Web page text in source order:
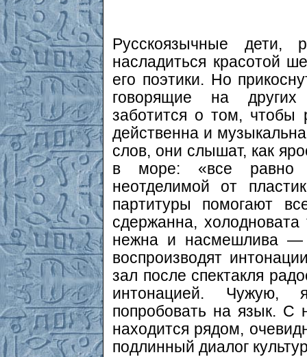
Русскоязычные дети,
насладиться красотой
его поэтики. Но
говорящие на
заботится о том, чтобы
действенна и
слов, они слышат, как
в море: «все равно
неотделимой от
партитуры помогают
сдержанна,
нежна и насмешлива —
воспроизводят
зал после спектакля
интонацией. Чужую,
попробовать на язык. С
находится рядом,
подлинный диалог